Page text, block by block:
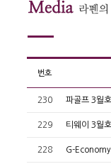
305
건6
페이
번호
230 파골프 3월
229 티웨이 3월
228 G-